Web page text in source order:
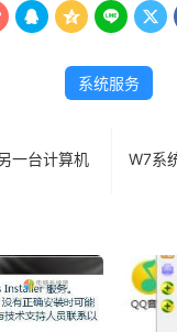
   
系统服务
一台计算机
W7系